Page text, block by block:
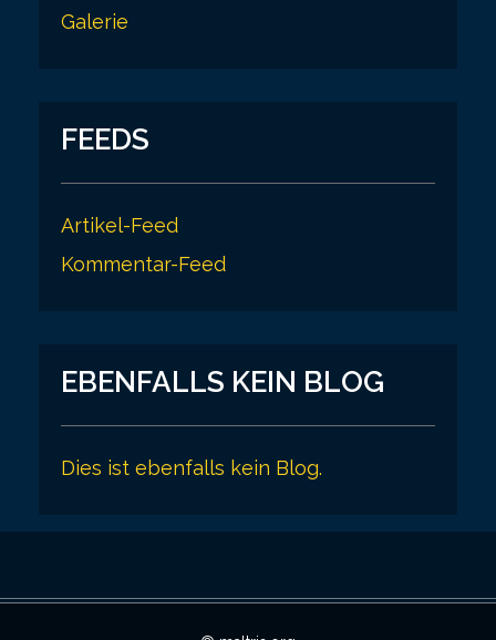
Galerie
FEEDS
Artikel-Feed
Kommentar-Feed
EBENFALLS KEIN BLOG
Dies ist ebenfalls kein Blog.